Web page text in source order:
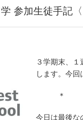
参加生徒手記〈
３学期末、
します。今回
＊
今日は最後な